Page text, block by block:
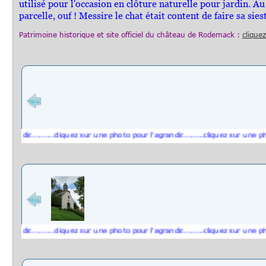
utilisé pour l'occasion en clôture naturelle pour jardin.
parcelle, ouf ! Messire le chat était content de faire sa
Patrimoine historique etsite officiel du château de Rodemack:
sur une photo pour l'agrandir.........cliquez sur une
sur une photo pour l'agrandir.........cliquez sur une